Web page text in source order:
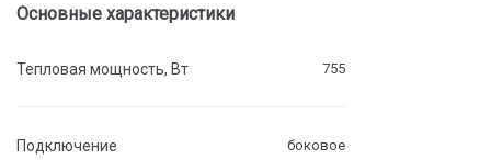
Основные характеристики
Тепловая мощность, Вт 755
Подключение боковое